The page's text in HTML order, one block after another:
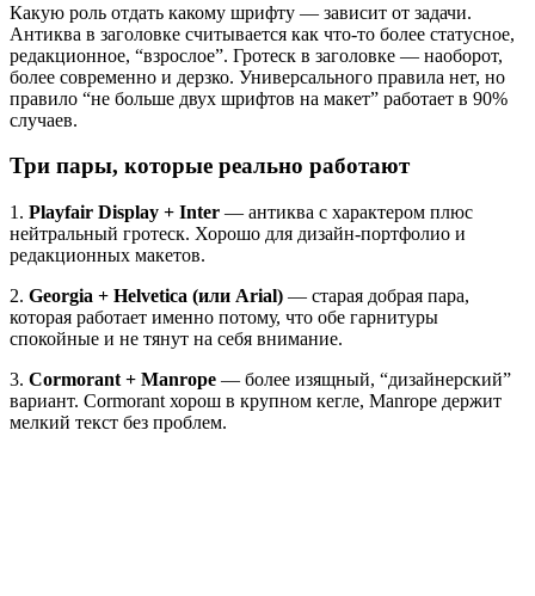
Какую роль отдать какому шрифту — зависит от задачи.
Антиква в заголовке считывается как что-то более статусное,
редакционное, “взрослое”. Гротеск в заголовке — наоборот,
более современно и дерзко. Универсального правила нет, но
правило “не больше двух шрифтов на макет” работает в 90%
случаев.
Три пары, ĸоторые реально работают
1. Playfair Display + Inter — антиква с характером плюс
нейтральный гротеск. Хорошо для дизайн-портфолио и
редакционных макетов.
2. Georgia + Helvetica (или Arial) — старая добрая пара,
которая работает именно потому, что обе гарнитуры
спокойные и не тянут на себя внимание.
3. Cormorant + Manrope — более изящный, “дизайнерский”
вариант. Cormorant хорош в крупном кегле, Manrope держит
мелкий текст без проблем.